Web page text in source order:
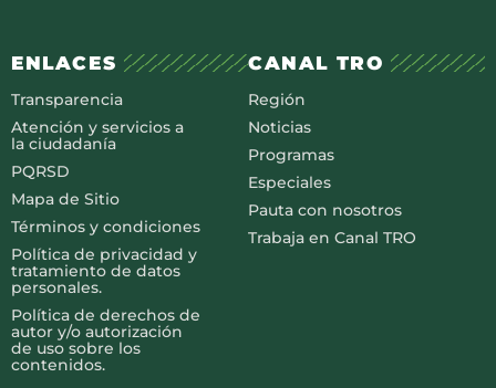
ENLACES
Transparencia
Atención y servicios a
la ciudadanía
PQRSD
Mapa de Sitio
Términos y condiciones
Política de privacidad y
tratamiento de datos
personales.
Política de derechos de
autor y/o autorización
de uso sobre los
contenidos.
CANAL TRO
Región
Noticias
Programas
Especiales
Pauta con nosotros
Trabaja en Canal TRO